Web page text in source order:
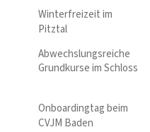
Winterfreizeit im
Pitztal
Abwechslungsreiche
Grundkurse im Schloss
Onboardingtag beim
CVJM Baden